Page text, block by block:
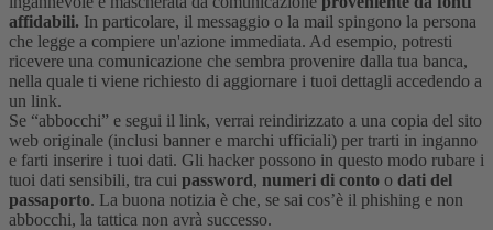
affidabili. In particolare, il messaggio o la mail spingono la persona
che legge a compiere un'azione immediata. Ad esempio, potresti
ricevere una comunicazione che sembra provenire dalla tua banca,
nella quale ti viene richiesto di aggiornare i tuoi dettagli accedendo a
un link.
Se “abbocchi” e segui il link, verrai reindirizzato a una copia del sito
web originale (inclusi banner e marchi ufficiali) per trarti in inganno
e farti inserire i tuoi dati. Gli hacker possono in questo modo rubare i
tuoi dati sensibili, tra cui password, numeri di conto o dati del
passaporto. La buona notizia è che, se sai cos’è il phishing e non
abbocchi, la tattica non avrà successo.